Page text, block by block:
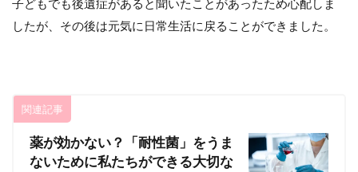
子どもでも後遺症があると聞いたことがあったため心配しま
したが、その後は元気に日常生活に戻ることができました。
関連記事
薬が効かない？「耐性菌」をうま
ないために私たちができる大切な